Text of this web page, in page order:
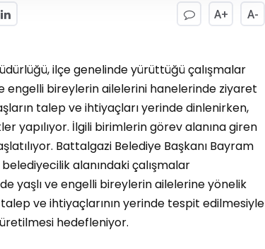
A+ A-
ilçe genelinde yürüttüğü çalışmalar
engelli bireylerin ailelerini hanelerinde ziyaret
talep ve ihtiyaçları yerinde dinlenirken,
yapılıyor. İlgili birimlerin görev alanına giren
Battalgazi Belediye Başkanı Bayram
alanındaki çalışmalar
yaşlı ve engelli bireylerin ailelerine yönelik
ve ihtiyaçlarının yerinde tespit edilmesiyle
hedefleniyor.